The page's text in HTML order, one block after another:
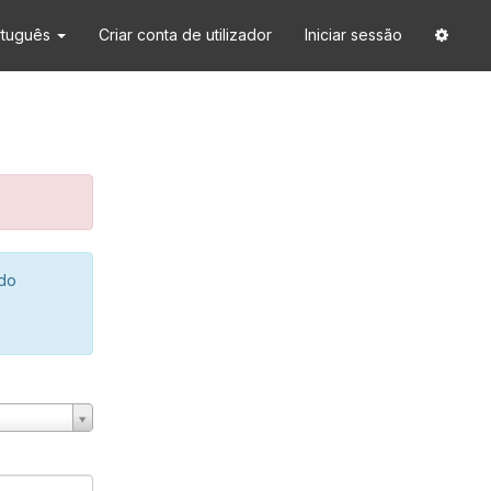
Criar conta de utilizador Iniciar sessão